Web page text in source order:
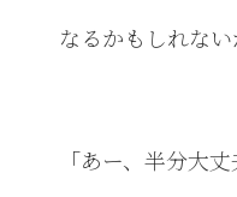
なるかもしれな
「あー、半分大